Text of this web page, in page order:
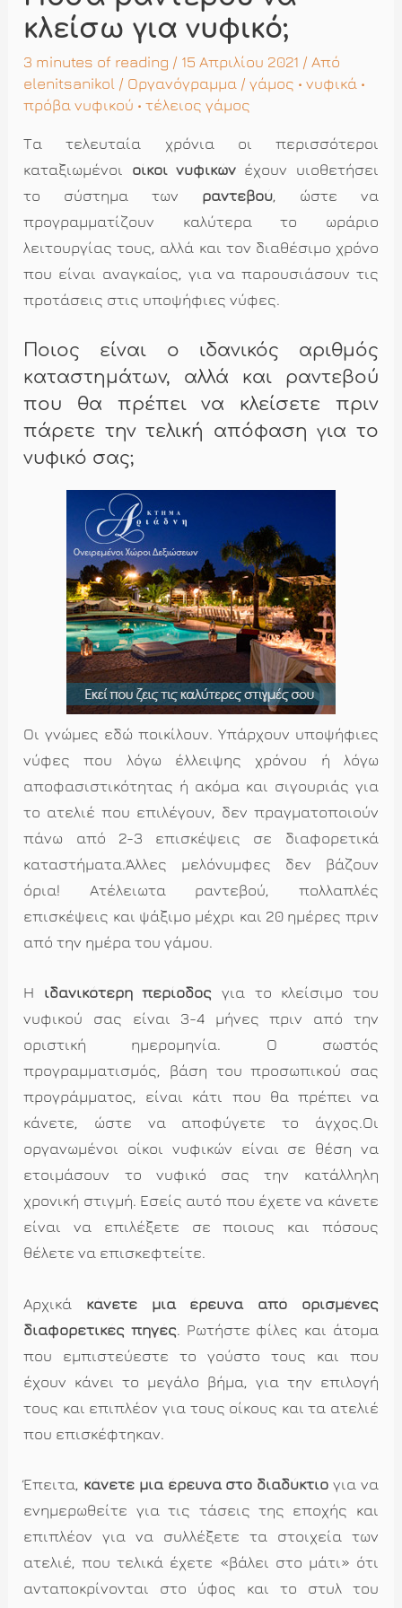
κλείσω για νυφικό;
3 minutes of reading / 15 Απριλίου 2021 / Από
elenitsanikol / Οργανόγραμμα /γάμος •νυφικά •
πρόβα νυφικού •τέλειος γάμος
Τα τελευταία χρόνια οι περισσότεροι
καταξιωμένοι οίκοι νυφικών έχουν υιοθετήσει
το σύστημα των ραντεβού, ώστε να
προγραμματίζουν καλύτερα το ωράριο
λειτουργίας τους, αλλά και τον διαθέσιμο χρόνο
που είναι αναγκαίος, για να παρουσιάσουν τις
προτάσεις στις υποψήφιες νύφες.
Ποιος είναι ο ιδανικός αριθμός
καταστημάτων, αλλά και ραντεβού
που θα πρέπει να κλείσετε πριν
πάρετε την τελική απόφαση για το
νυφικό σας;
Οι γνώμες εδώ ποικίλουν. Υπάρχουν υποψήφιες
νύφες που λόγω έλλειψης χρόνου ή λόγω
αποφασιστικότητας ή ακόμα και σιγουριάς για
το ατελιέ που επιλέγουν, δεν πραγματοποιούν
πάνω από 2-3 επισκέψεις σε διαφορετικά
καταστήματα.Άλλες μελόνυμφες δεν βάζουν
όρια! Ατέλειωτα ραντεβού, πολλαπλές
επισκέψεις και ψάξιμο μέχρι και 20 ημέρες πριν
από την ημέρα του γάμου.
Η ιδανικότερη περίοδος για το κλείσιμο του
νυφικού σας είναι 3-4 μήνες πριν από την
οριστική ημερομηνία. Ο σωστός
προγραμματισμός, βάση του προσωπικού σας
προγράμματος, είναι κάτι που θα πρέπει να
κάνετε, ώστε να αποφύγετε το άγχος.Οι
οργανωμένοι οίκοι νυφικών είναι σε θέση να
ετοιμάσουν το νυφικό σας την κατάλληλη
χρονική στιγμή. Εσείς αυτό που έχετε να κάνετε
είναι να επιλέξετε σε ποιους και πόσους
θέλετε να επισκεφτείτε.
Αρχικά κάνετε μια έρευνα από ορισμένες
διαφορετικές πηγές. Ρωτήστε φίλες και άτομα
που εμπιστεύεστε το γούστο τους και που
έχουν κάνει το μεγάλο βήμα, για την επιλογή
τους και επιπλέον για τους οίκους και τα ατελιέ
που επισκέφτηκαν.
Έπειτα, κάνετε μια έρευνα στο διαδύκτιο για να
ενημερωθείτε για τις τάσεις της εποχής και
επιπλέον για να συλλέξετε τα στοιχεία των
ατελιέ, που τελικά έχετε «βάλει στο μάτι» ότι
ανταποκρίνονται στο ύφος και το στυλ του